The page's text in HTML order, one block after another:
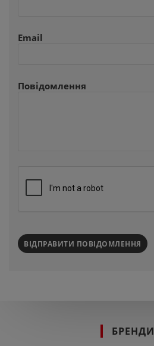
Email
Повідомлення
ВІДПРАВИТИ ПОВІДОМЛЕННЯ
БРЕНДИ